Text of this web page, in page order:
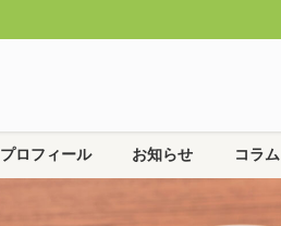
プロフィール お知らせ コラム